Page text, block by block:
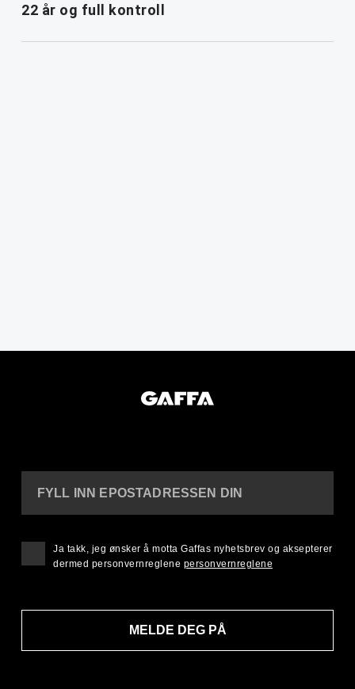
22 år og full kontroll
FYLL INN EPOSTADRESSEN DIN
MELDE DEG PÅ
Ja takk, jeg ønsker å motta Gaffas nyhetsbrev og aksepterer
dermed personvernreglene personvernreglene